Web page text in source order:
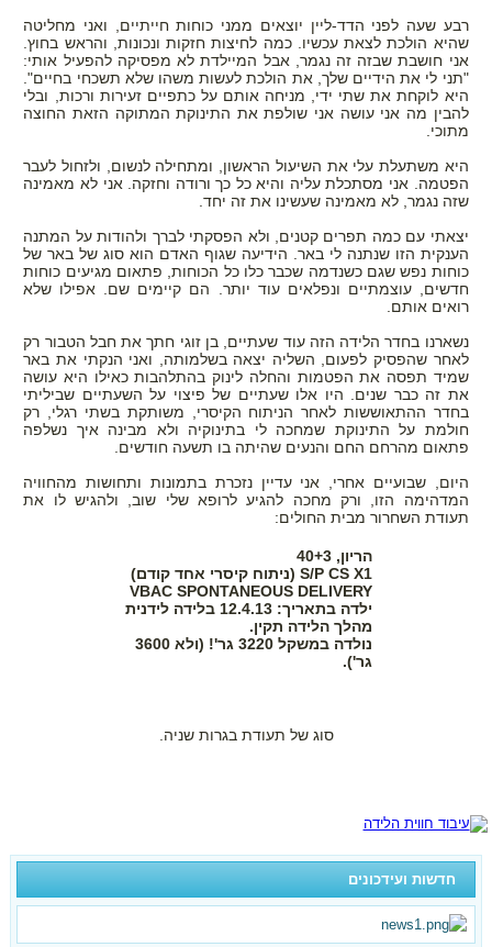
רבע שעה לפני הדד-ליין יוצאים ממני כוחות חייתיים, ואני מחליטה
שהיא הולכת לצאת עכשיו. כמה לחיצות חזקות ונכונות, והראש בחוץ.
אני חושבת שבזה זה נגמר, אבל המיילדת לא מפסיקה להפעיל אותי:
"תני לי את הידיים שלך, את הולכת לעשות משהו שלא תשכחי בחיים".
היא לוקחת את שתי ידי, מניחה אותם על כתפיים זעירות ורכות, ובלי
להבין מה אני עושה אני שולפת את התינוקת המתוקה הזאת החוצה
מתוכי.
היא משתעלת עלי את השיעול הראשון, ומתחילה לנשום, ולזחול לעבר
הפטמה. אני מסתכלת עליה והיא כל כך ורודה וחזקה. אני לא מאמינה
שזה נגמר, לא מאמינה שעשינו את זה יחד.
יצאתי עם כמה תפרים קטנים, ולא הפסקתי לברך ולהודות על המתנה
הענקית הזו שנתנה לי באר. הידיעה שגוף האדם הוא סוג של באר של
כוחות נפש שגם כשנדמה שכבר כלו כל הכוחות, פתאום מגיעים כוחות
חדשים, עוצמתיים ונפלאים עוד יותר. הם קיימים שם. אפילו שלא
רואים אותם.
נשארנו בחדר הלידה הזה עוד שעתיים, בן זוגי חתך את חבל הטבור רק
לאחר שהפסיק לפעום, השליה יצאה בשלמותה, ואני הנקתי את באר
שמיד תפסה את הפטמות והחלה לינוק בהתלהבות כאילו היא עושה
את זה כבר שנים. היו אלו שעתיים של פיצוי על השעתיים שביליתי
בחדר ההתאוששות לאחר הניתוח הקיסרי, משותקת בשתי רגלי, רק
חולמת על התינוקת שמחכה לי בתינוקיה ולא מבינה איך נשלפה
פתאום מהרחם החם והנעים שהיתה בו תשעה חודשים.
היום, שבועיים אחרי, אני עדיין נזכרת בתמונות ותחושות מהחוויה
המדהימה הזו, ורק מחכה להגיע לרופא שלי שוב, ולהגיש לו את
תעודת השחרור מבית החולים:
הריון, 40+3
S/P CS X1 (ניתוח קיסרי אחד קודם)
VBAC SPONTANEOUS DELIVERY
ילדה בתאריך: 12.4.13 בלידה לידנית
מהלך הלידה תקין.
נולדה במשקל 3220 גר'! (ולא 3600
גר').
סוג של תעודת בגרות שניה.
חדשות ועידכונים